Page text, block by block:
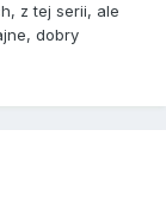
z tej serii, ale
dobry